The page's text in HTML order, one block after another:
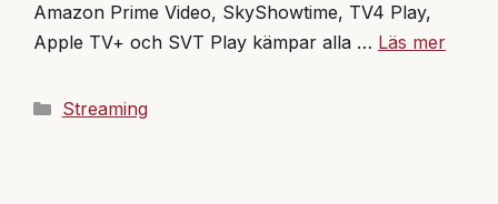
Amazon Prime Video, SkyShowtime, TV4 Play,
Apple TV+ och SVT Play kämpar alla … Läs mer
Kategorier
Streaming